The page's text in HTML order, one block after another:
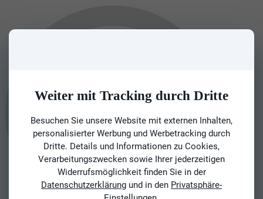
Weiter mit Tracking durch Dritte
Besuchen Sie unsere Website mit externen Inhalten,
personalisierter Werbung und Werbetracking durch
Dritte. Details und Informationen zu Cookies,
Verarbeitungszwecken sowie Ihrer jederzeitigen
Widerrufsmöglichkeit finden Sie in der
Datenschutzerklärung und in den Privatsphäre-